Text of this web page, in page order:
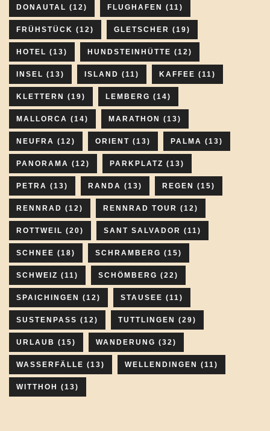
DONAUTAL (12) FLUGHAFEN (11)
FRÜHSTÜCK (12) GLETSCHER (19)
HOTEL (13) HUNDSTEINHÜTTE (12)
INSEL (13) ISLAND (11) KAFFEE (11)
KLETTERN (19) LEMBERG (14)
MALLORCA (14) MARATHON (13)
NEUFRA (12) ORIENT (13) PALMA (13)
PANORAMA (12) PARKPLATZ (13)
PETRA (13) RANDA (13) REGEN (15)
RENNRAD (12) RENNRAD TOUR (12)
ROTTWEIL (20) SANT SALVADOR (11)
SCHNEE (18) SCHRAMBERG (15)
SCHWEIZ (11) SCHÖMBERG (22)
SPAICHINGEN (12) STAUSEE (11)
SUSTENPASS (12) TUTTLINGEN (29)
URLAUB (15) WANDERUNG (32)
WASSERFÄLLE (13) WELLENDINGEN (11)
WITTHOH (13)